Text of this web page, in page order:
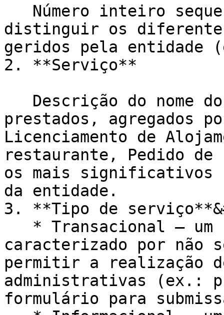
distinguir os
geridos pela
2. **Serviço**
prestados, agregados
Licenciamento de
restaurante, Pedido
os mais significativos
da entidade.
3. **Tipo de
caracterizado por não
permitir a realização
administrativas (ex.:
formulário para